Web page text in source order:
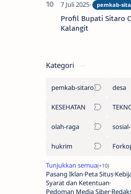
Profil Bupati Sitaro
Kalangit
Kategori
pemkab-sitaro desa
KESEHATAN
olah-raga
hukrim
Pasang Iklan Peta Situs
Syarat dan Ketentuan
Pedoman Media Siber